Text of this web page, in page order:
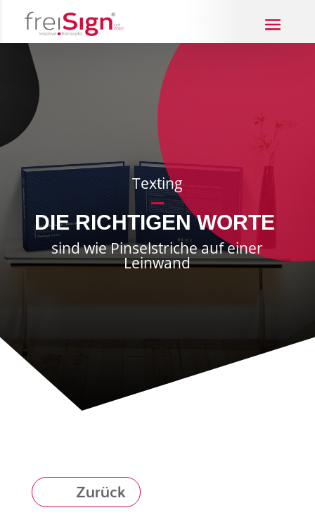
Texting
DIE RICHTIGEN WORTE
sind wie Pinselstriche auf einer
Leinwand
Zurück